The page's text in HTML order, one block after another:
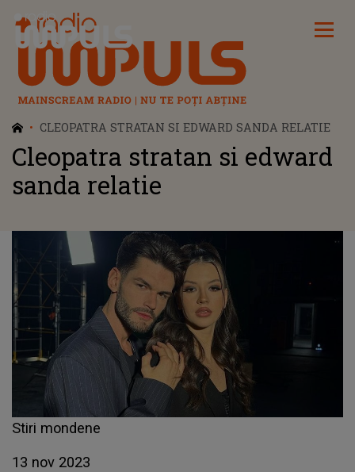
Radio Impuls
CLEOPATRA STRATAN SI EDWARD SANDA RELATIE
Cleopatra stratan si edward
sanda relatie
Stiri mondene
13 nov 2023